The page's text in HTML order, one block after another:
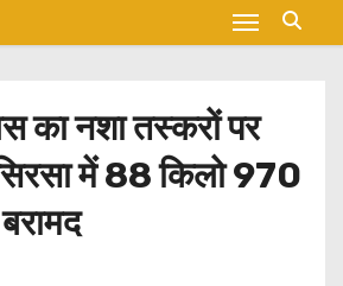
का नशा तस्करों पर
में 88 किलो 970